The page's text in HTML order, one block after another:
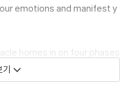
emotions and manifest y
homes in on four phases
guidance to help yo
each phase, the deck expl
기